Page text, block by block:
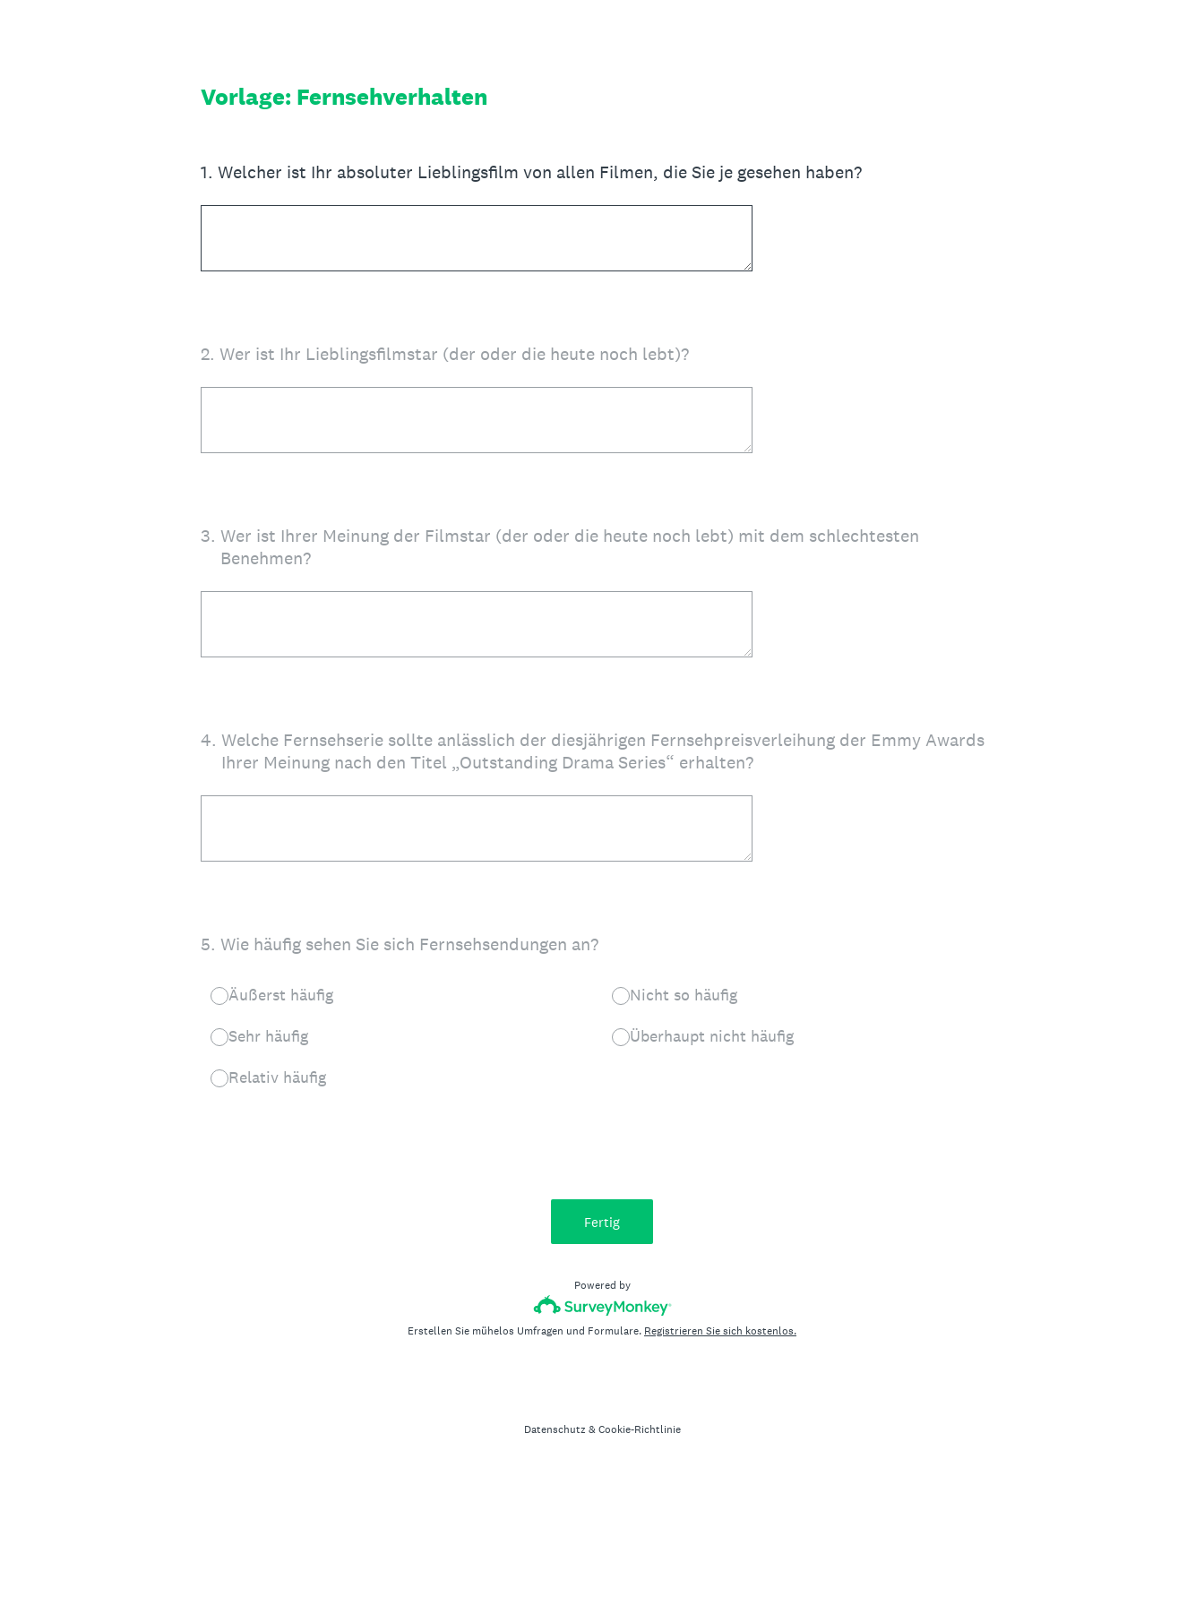
Vorlage: Fernsehverhalten
1. Welcher ist Ihr absoluter Lieblingsfilm von allen Filmen, die Sie je gesehen haben?
2. Wer ist Ihr Lieblingsfilmstar (der oder die heute noch lebt)?
3. Wer ist Ihrer Meinung der Filmstar (der oder die heute noch lebt) mit dem schlechtesten
Benehmen?
4. Welche Fernsehserie sollte anlässlich der diesjährigen Fernsehpreisverleihung der Emmy Awards
Ihrer Meinung nach den Titel „Outstanding Drama Series“ erhalten?
5. Wie häufig sehen Sie sich Fernsehsendungen an?
Äußerst häufig
Sehr häufig
Relativ häufig
Nicht so häufig
Überhaupt nicht häufig
Fertig
Powered by
Erstellen Sie mühelos Umfragen und Formulare. Registrieren Sie sich kostenlos.
Datenschutz & Cookie-Richtlinie